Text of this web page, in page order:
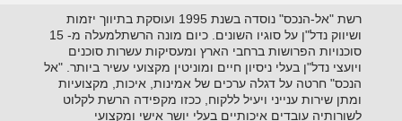
רשת "אל-הנכס" נוסדה בשנת 1995 ועוסקת בתיווך יזמות
ושיווק נדל"ן על סוגיו השונים. כיום מונה הרשתלמעלה מ- 15
סוכנויות הפרושות ברחבי הארץ ומעסיקות עשרות סוכנים
ויועצי נדל"ן בעלי ניסיון חיים ומוניטין מקצועי עשיר ביותר. "אל
הנכס" חרטה על דגלה ערכים של אמינות, איכות, מקצועיות
ומתן שירות ענייני ויעיל ללקוח, ככזו מקפידה הרשת לקלוט
לשורותיה עובדים איכותיים בעלי יושר אישי ומקצועי